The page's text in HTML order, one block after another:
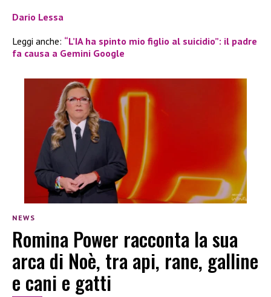
Dario Lessa
Leggi anche: “L’IA ha spinto mio figlio al suicidio”: il padre
fa causa a Gemini Google
NEWS
Romina Power racconta la sua
arca di Noè, tra api, rane, galline
e cani e gatti